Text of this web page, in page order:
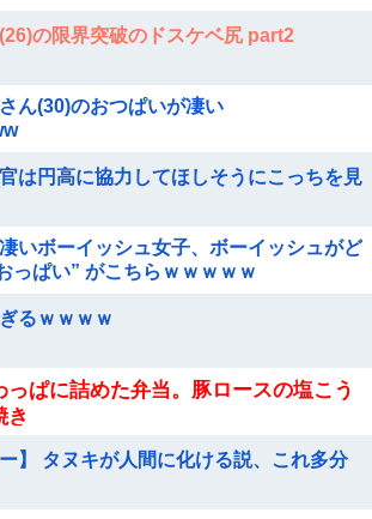
の限界突破のドスケベ尻 part2
ん(30)のおつぱいが凄い
は円高に協力してほしそうにこっちを見
いボーイッシュ女子、ボーイッシュがど
っぱい” がこちらｗｗｗｗｗ
るｗｗｗｗ
ぱに詰めた弁当。豚ロースの塩こう
き
】 タヌキが人間に化ける説、これ多分